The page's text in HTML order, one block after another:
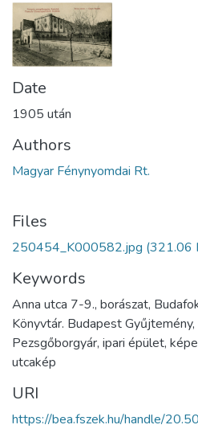
Date
1905 után
Authors
Magyar Fénynyomdai Rt.
Files
250454_K000582.jpg (321.06
Keywords
Anna utca 7-9., borászat,
Könyvtár. Budapest Gyűjtemény,
Pezsgőborgyár, ipari épület,
utcakép
URI
https://bea.fszek.hu/handle/